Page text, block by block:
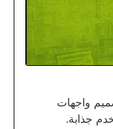
واجهات
جذابة.